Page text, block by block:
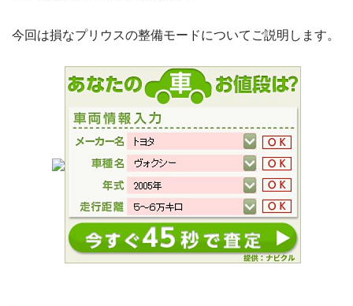
今回は損なプリウスの整備モードについてご説明します。